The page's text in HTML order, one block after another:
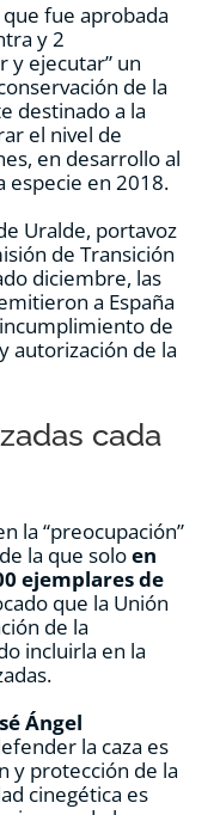
fue aprobada
y 2
y ejecutar” un
de la
destinado a la
el nivel de
en desarrollo al
especie en 2018.
Uralde, portavoz
de Transición
diciembre, las
a España
de
autorización de la
cada
la “preocupación”
la que soloen
ejemplares de
que la Unión
de la
incluirla en la
Ángel
la caza es
y protección de la
cinegética es